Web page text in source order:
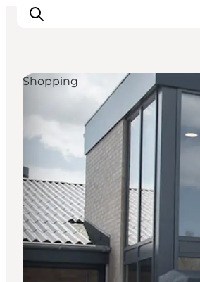
Inspiratie
Bestemmingen
Wat te doen
Accommodaties
Plan je reis
Shopping